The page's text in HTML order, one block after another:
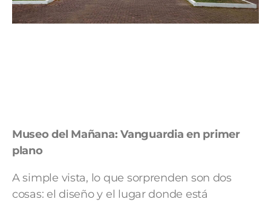
Museo del Mañana: Vanguardia en primer
plano
A simple vista, lo que sorprenden son dos
cosas: el diseño y el lugar donde está